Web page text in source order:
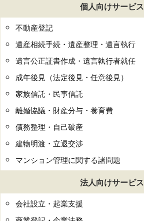
個人向けサービス
不動産登記
遺産相続手続・遺産整理・遺言執行
遺言公正証書作成・遺言執行者就任
成年後見（法定後見・任意後見）
家族信託・民事信託
離婚協議・財産分与・養育費
債務整理・自己破産
建物明渡・立退交渉
マンション管理に関する諸問題
法人向けサービス
会社設立・起業支援